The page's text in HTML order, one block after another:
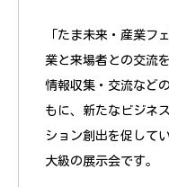
「たま未来・産業フ
業と来場者との交流
情報収集・交流など
もに、新たなビジネ
ション創出を促して
大級の展示会です。